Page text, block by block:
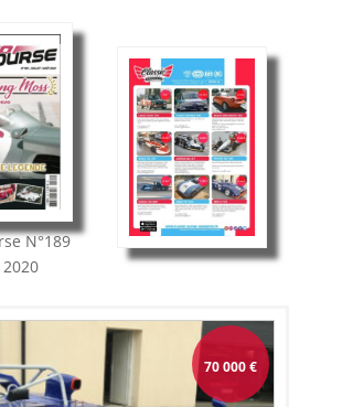
N°189
70 000€